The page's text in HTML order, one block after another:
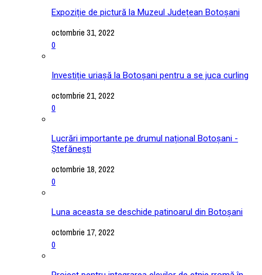
Expoziție de pictură la Muzeul Județean Botoșani
octombrie 31, 2022
0
Investiție uriașă la Botoșani pentru a se juca curling
octombrie 21, 2022
0
Lucrări importante pe drumul național Botoșani -
Ștefănești
octombrie 18, 2022
0
Luna aceasta se deschide patinoarul din Botoșani
octombrie 17, 2022
0